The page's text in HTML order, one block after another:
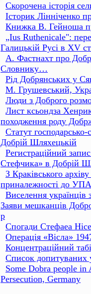
Скорочена історія
Історик Лінніченко
Книжка В. Гейноша
„Ius Ruthenicale":
Галицькій Русі в XV
А. Фастнахт про
Словнику…
Рід Добрянських у
М. Грушевський,
Люди з Доброго
Лист ксьондза
походження роду
Статут
Добрій Шляхецькій
Регистраційний
Стефчика» в Добрій
З Краківського
приналежності до
Виселення
Заяви мешканців
р
Спогади Стефаеа
Операція «Вісла»
Концентраційний
Список допитуваних
Some Dobra people
Persecution, Germany